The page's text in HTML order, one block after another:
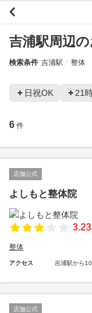
吉浦駅周辺
検索条件 吉浦駅 整体
日祝OK 21
6 件
店舗公式
よしもと整体院
3.23
整体
アクセス 吉浦駅から
店舗公式